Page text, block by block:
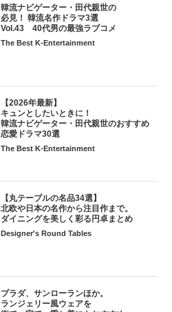
韓流ナビゲーター・田代親世の
必見！ 韓流名作ドラマ3選
Vol.43 40代男の最強ラブコメ
The Best K-Entertainment
【2026年最新】
キュンとしたいときに！
韓流ナビゲーター・田代親世のおすすめ
恋愛ドラマ30選
The Best K-Entertainment
【丸テーブルの名品34選】
北欧や日本の名作から注目作まで。
ダイニングを美しく彩る円卓まとめ
Designer's Round Tables
プラダ、サンローランほか。
ランジェリー風ウェアを